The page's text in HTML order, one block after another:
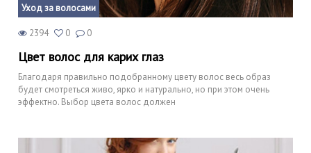
Уход за волосами
2394 0 0
Цвет волос для карих глаз
Благодаря правильно подобранному цвету волос весь образ
будет смотреться живо, ярко и натурально, но при этом очень
эффектно. Выбор цвета волос должен